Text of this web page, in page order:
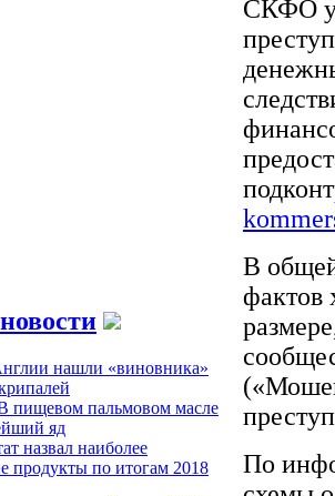
нашли «виновника»
пищевом пальмовом масле
яд
назвал наиболее
продукты по итогам 2018
СКФО
В
фактов
По